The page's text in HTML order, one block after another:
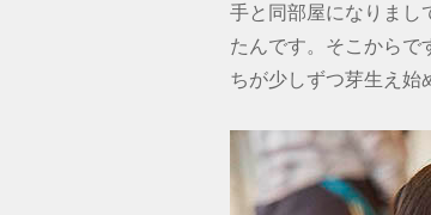
手と同部屋になりまし
たんです。そこからで
ちが少しずつ芽生え始